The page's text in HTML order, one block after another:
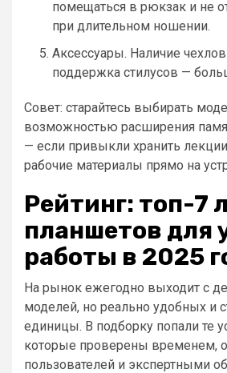
помещаться в рюкзак и не
при длительном ношении.
Аксессуары. Наличие
поддержка стилусов —
Совет: старайтесь выбирать
возможностью расширения
— если привыкли хранить
рабочие материалы прямо на
Рейтинг: топ-7
планшетов для
работы в 2025
На рынок ежегодно выходит с
моделей, но реально удобных и
единицы. В подборку попали те
которые проверены временем,
пользователей и экспертными